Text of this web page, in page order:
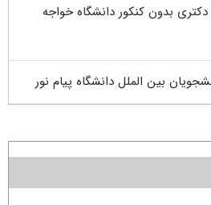
دکتری بدون کنکور دانشگاه خواجه
بین الملل دانشگاه پیام نور